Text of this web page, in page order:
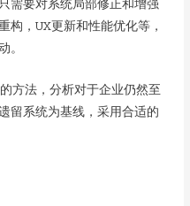
需要对系统局部修正和增强
构，UX更新和性能优化等，
。
方法，分析对于企业仍然至
留系统为基线，采用合适的